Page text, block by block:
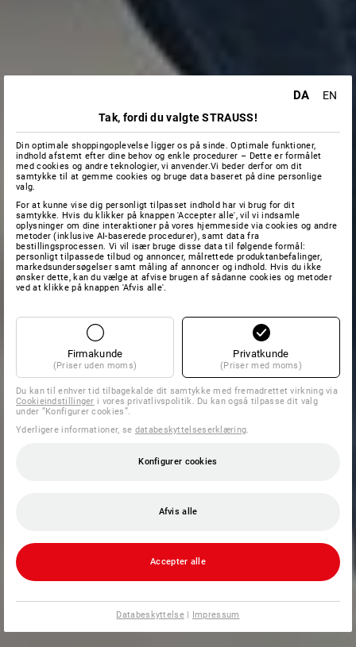
DA
EN
Tak, fordi du valgte STRAUSS!
Din optimale shoppingoplevelse ligger os på sinde. Optimale funktioner,
indhold afstemt efter dine behov og enkle procedurer – Dette er formålet
med cookies og andre teknologier, vi anvender.Vi beder derfor om dit
samtykke til at gemme cookies og bruge data baseret på dine personlige
valg.
For at kunne vise dig personligt tilpasset indhold har vi brug for dit
samtykke. Hvis du klikker på knappen 'Accepter alle', vil vi indsamle
oplysninger om dine interaktioner på vores hjemmeside via cookies og andre
metoder (inklusive AI-baserede procedurer), samt data fra
bestillingsprocessen. Vi vil især bruge disse data til følgende formål:
personligt tilpassede tilbud og annoncer, målrettede produktanbefalinger,
markedsundersøgelser samt måling af annoncer og indhold. Hvis du ikke
ønsker dette, kan du vælge at afvise brugen af sådanne cookies og metoder
ved at klikke på knappen 'Afvis alle'.
Firmakunde
(Priser uden moms)
Privatkunde
(Priser med moms)
Du kan til enhver tid tilbagekalde dit samtykke med fremadrettet virkning via
Cookieindstillinger i vores privatlivspolitik. Du kan også tilpasse dit valg
under ”Konfigurer cookies”.
Yderligere informationer, se databeskyttelseserklæring.
Konfigurer cookies
Afvis alle
Accepter alle
Databeskyttelse| Impressum